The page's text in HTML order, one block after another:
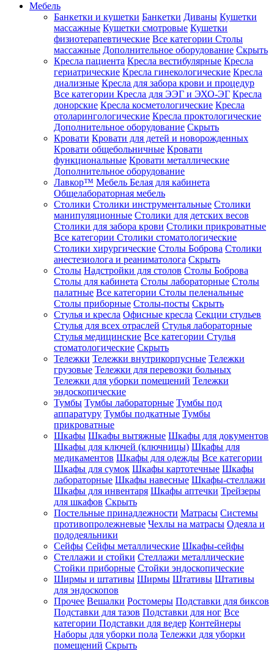
Мебель
Банкетки и кушетки Банкетки Диваны Кушетки
массажные Кушетки смотровые Кушетки
физиотерапевтические Все категории Столы
массажные Дополнительное оборудование Скрыть
Кресла пациента Кресла вестибулярные Кресла
гериатрические Кресла гинекологические Кресла
диализные Кресла для забора крови и процедур
Все категории Кресла для ЭЭГ и ЭХО-ЭГ Кресла
донорские Кресла косметологические Кресла
отоларингологические Кресла проктологические
Дополнительное оборудование Скрыть
Кровати Кровати для детей и новорожденных
Кровати общебольничные Кровати
функциональные Кровати металлические
Дополнительное оборудование
Лавкор™ Мебель Белая для кабинета
Общелабораторная мебель
Столики Столики инструментальные Столики
манипуляционные Столики для детских весов
Столики для забора крови Столики прикроватные
Все категории Столики стоматологические
Столики хирургические Столы Боброва Столики
анестезиолога и реаниматолога Скрыть
Столы Надстройки для столов Столы Боброва
Столы для кабинета Столы лабораторные Столы
палатные Все категории Столы пеленальные
Столы приборные Столы-посты Скрыть
Стулья и кресла Офисные кресла Секции стульев
Стулья для всех отраслей Стулья лабораторные
Стулья медицинские Все категории Стулья
стоматологические Скрыть
Тележки Тележки внутрикорпусные Тележки
грузовые Тележки для перевозки больных
Тележки для уборки помещений Тележки
эндоскопические
Тумбы Тумбы лабораторные Тумбы под
аппаратуру Тумбы подкатные Тумбы
прикроватные
Шкафы Шкафы вытяжные Шкафы для документов
Шкафы для ключей (ключницы) Шкафы для
медикаментов Шкафы для одежды Все категории
Шкафы для сумок Шкафы картотечные Шкафы
лабораторные Шкафы навесные Шкафы-стеллажи
Шкафы для инвентаря Шкафы аптечки Трейзеры
для шкафов Скрыть
Постельные принадлежности Матрасы Системы
противопролежневые Чехлы на матрасы Одеяла и
пододеяльники
Сейфы Сейфы металлические Шкафы-сейфы
Стеллажи и стойки Стеллажи металлические
Стойки приборные Стойки эндоскопические
Ширмы и штативы Ширмы Штативы Штативы
для эндоскопов
Прочее Вешалки Ростомеры Подставки для биксов
Подставки для тазов Подставки для ног Все
категории Подставки для ведер Контейнеры
Наборы для уборки пола Тележки для уборки
помещений Скрыть